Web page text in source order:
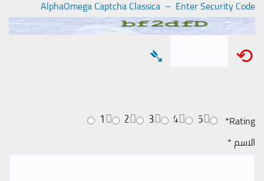
AlphaOmega Captcha Classica – Enter Security Code
⟲
➴
Rating
*
5
4
3
2
1
الاسم*